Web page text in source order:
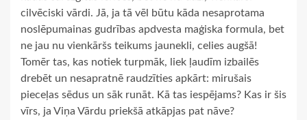
cilvēciski vārdi. Jā, ja tā vēl būtu kāda nesaprotama
noslēpumainas gudrības apdvesta maģiska formula, bet
ne jau nu vienkāršs teikums jaunekli, celies augšā!
Tomēr tas, kas notiek turpmāk, liek ļaudīm izbailēs
drebēt un nesapratnē raudzīties apkārt: mirušais
pieceļas sēdus un sāk runāt. Kā tas iespējams? Kas ir šis
vīrs, ja Viņa Vārdu priekšā atkāpjas pat nāve?